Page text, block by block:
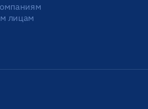
лицам